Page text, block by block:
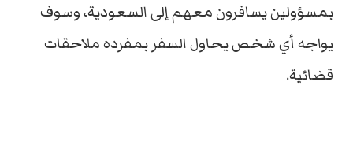
بمسؤولين يسافرون معهم إلى السعودية، وسوف
يواجه أي شخص يحاول السفر بمفرده ملاحقات
قضائية.